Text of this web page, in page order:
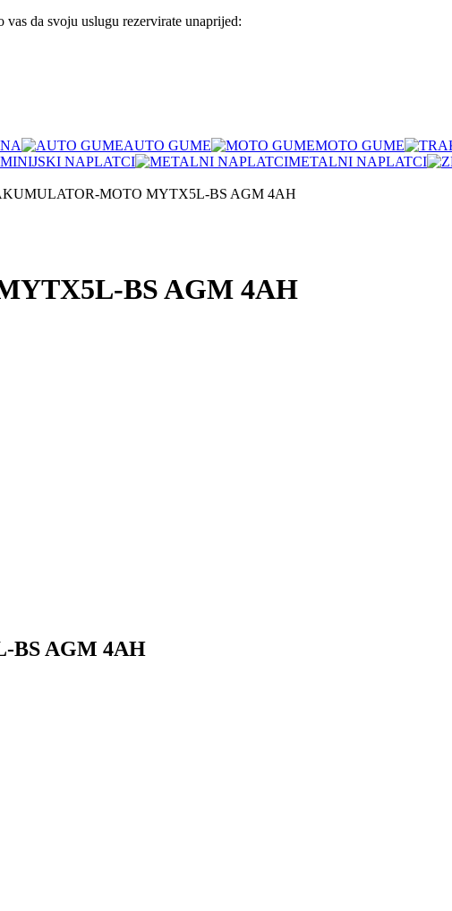
da svoju uslugu rezervirate unaprijed:
AUTO GUME MOTO GUME
NAPLATCI METALNI NAPLATCI
MOTO MYTX5L-BS AGM 4AH
BS AGM 4AH
BS AGM 4AH